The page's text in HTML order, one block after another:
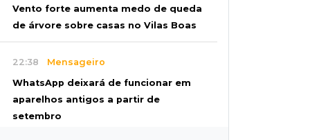
Vento forte aumenta medo de queda
de árvore sobre casas no Vilas Boas
22:38 Mensageiro
WhatsApp deixará de funcionar em
aparelhos antigos a partir de
setembro